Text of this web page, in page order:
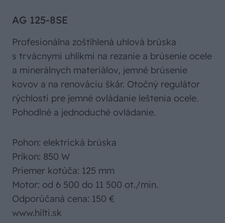
AG 125-8SE
Profesionálna zoštíhlená uhlová brúska
s trvácnymi uhlíkmi na rezanie a brúsenie ocele
a minerálnych materiálov, jemné brúsenie
kovov a na renováciu škár. Otočný regulátor
rýchlosti pre jemné ovládanie leštenia ocele.
Pohodlné a jednoduché ovládanie.
Pohon: elektrická brúska
Príkon: 850 W
Priemer kotúča: 125 mm
Motor: od 6 500 do 11 500 ot./min.
Odporúčaná cena: 150 €
www.hilti.sk